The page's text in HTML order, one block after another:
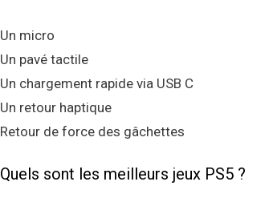
Un micro
Un pavé tactile
Un chargement rapide via USB C
Un retour haptique
Retour de force des gâchettes
Quels sont les meilleurs jeux PS5 ?